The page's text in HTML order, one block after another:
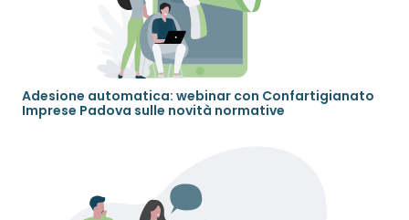
Adesione automatica: webinar con Confartigianato
Imprese Padova sulle novità normative